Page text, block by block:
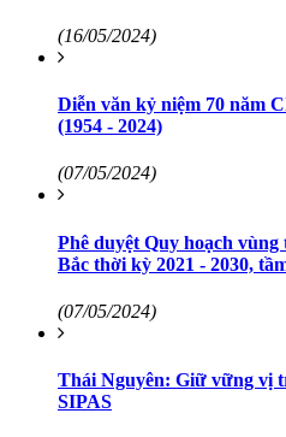
(16/05/2024)
Diễn văn kỷ niệm 70 năm
(1954 - 2024)
(07/05/2024)
Phê duyệt Quy hoạch
Bắc thời kỳ 2021 - 2030,
(07/05/2024)
Thái Nguyên: Giữ vững vị
SIPAS